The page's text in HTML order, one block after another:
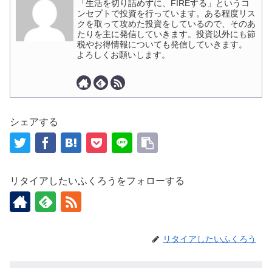
「生活を切り詰めずに、FIREする」というコ
ンセプトで投資を行っています。ある程度リス
クを取って攻めた投資をしているので、そのあ
たりを主に発信していきます。投資以外にも節
税やお得情報についても発信していきます。
よろしくお願いします。
シェアする
リタイアしたいふくろうをフォローする
リタイアしたいふくろう